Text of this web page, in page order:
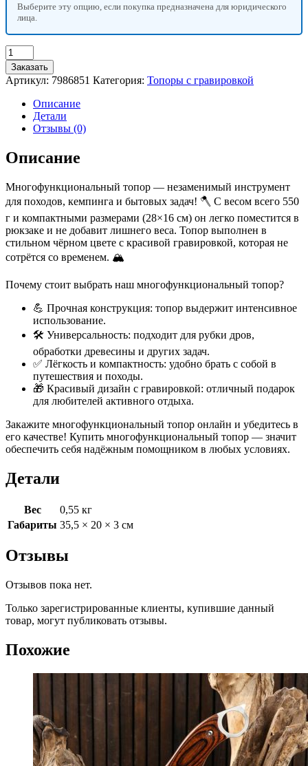
Выберите эту опцию, если покупка предназначена для юридического
лица.
Количество
товара
Топор
многофункциональный,
28×16
черный
с
Заказать
Артикул: 7986851 Категория: Топоры с гравировкой
Описание
Детали
Отзывы (0)
Описание
Многофункциональный топор — незаменимый инструмент
для походов, кемпинга и бытовых задач! 🪓 С весом всего 550
г и компактными размерами (28×16 см) он легко поместится в
рюкзаке и не добавит лишнего веса. Топор выполнен в
стильном чёрном цвете с красивой гравировкой, которая не
сотрётся со временем. 🏔️
Почему стоит выбрать наш многофункциональный топор?
💪 Прочная конструкция: топор выдержит интенсивное
использование.
🛠 Универсальность: подходит для рубки дров,
обработки древесины и других задач.
✅ Лёгкость и компактность: удобно брать с собой в
путешествия и походы.
🎁 Красивый дизайн с гравировкой: отличный подарок
для любителей активного отдыха.
Закажите многофункциональный топор онлайн и убедитесь в
его качестве! Купить многофункциональный топор — значит
обеспечить себя надёжным помощником в любых условиях.
Детали
Вес
0,55 кг
Габариты 35,5 × 20 × 3 см
Отзывы
Отзывов пока нет.
Только зарегистрированные клиенты, купившие данный
товар, могут публиковать отзывы.
Похожие